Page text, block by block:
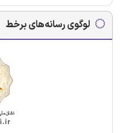
لوگوی رسانه‌های برخط